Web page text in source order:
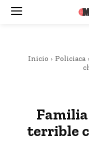
Inicio Policiaca
terrible